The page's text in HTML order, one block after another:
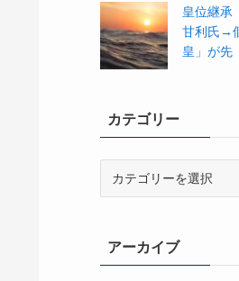
皇位継承
甘利氏→
皇」が先
カテゴリー
ーアーカイブ